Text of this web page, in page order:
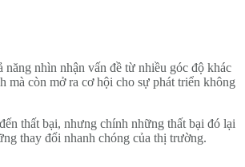
nhìn nhận vấn đề từ nhiều góc độ khác
còn mở ra cơ hội cho sự phát triển không
thất bại, nhưng chính những thất bại đó lại
thay đổi nhanh chóng của thị trường.